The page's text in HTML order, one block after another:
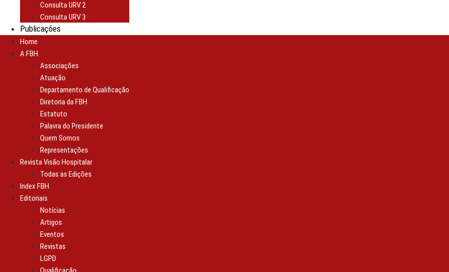
Consulta URV 2
Consulta URV 3
Publicações
Home
A FBH
Associações
Atuação
Departamento de Qualificação
Diretoria da FBH
Estatuto
Palavra do Presidente
Quem Somos
Representações
Revista Visão Hospitalar
Todas as Edições
Index FBH
Editoriais
Notícias
Artigos
Eventos
Revistas
LGPD